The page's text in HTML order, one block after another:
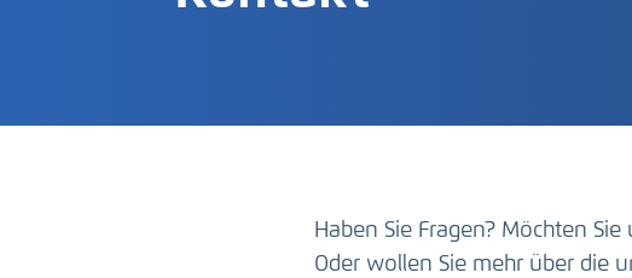
Haben Sie Fragen? Möchten
Oder wollen Sie mehr über die